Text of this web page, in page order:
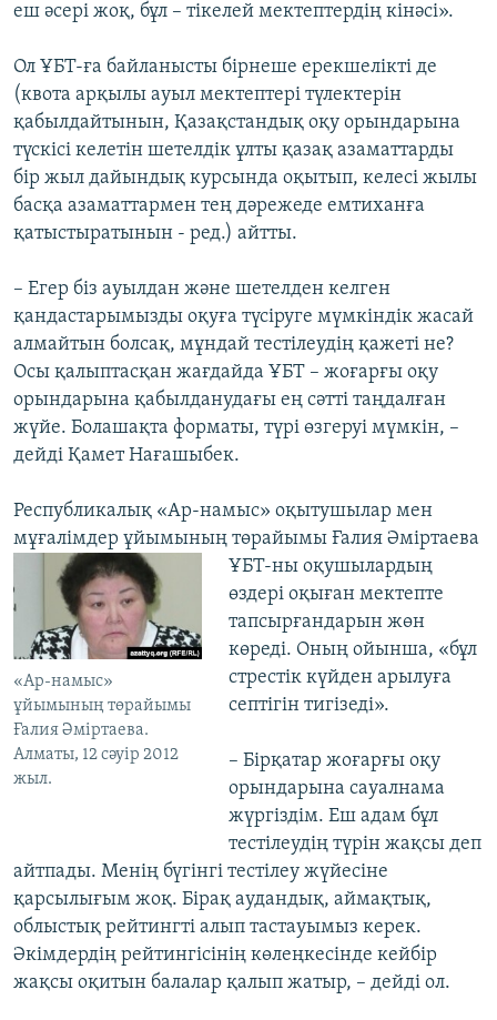
еш әсері жоқ, бұл – тікелей мектептердің кінәсі».
Ол ҰБТ-ға байланысты бірнеше ерекшелікті де
(квота арқылы ауыл мектептері түлектерін
қабылдайтынын, Қазақстандық оқу орындарына
түскісі келетін шетелдік ұлты қазақ азаматтарды
бір жыл дайындық курсында оқытып, келесі жылы
басқа азаматтармен тең дәрежеде емтиханға
қатыстыратынын - ред.) айтты.
– Егер біз ауылдан және шетелден келген
қандастарымызды оқуға түсіруге мүмкіндік жасай
алмайтын болсақ, мұндай тестілеудің қажеті не?
Осы қалыптасқан жағдайда ҰБТ – жоғарғы оқу
орындарына қабылданудағы ең сәтті таңдалған
жүйе. Болашақта форматы, түрі өзгеруі мүмкін, –
дейді Қамет Нағашыбек.
Республикалық «Ар-намыс» оқытушылар мен
мұғалімдер ұйымының төрайымы
«Ар-намыс»
ұйымының төрайымы
Ғалия Әміртаева.
Алматы, 12 сәуір 2012
жыл.
Ғалия Әміртаева
ҰБТ-ны оқушылардың
өздері оқыған мектепте
тапсырғандарын жөн
көреді. Оның ойынша, «бұл
стрестік күйден арылуға
септігін тигізеді».
– Бірқатар жоғарғы оқу
орындарына сауалнама
жүргіздім. Еш адам бұл
тестілеудің түрін жақсы деп
айтпады. Менің бүгінгі тестілеу жүйесіне
қарсылығым жоқ. Бірақ аудандық, аймақтық,
облыстық рейтингті алып тастауымыз керек.
Әкімдердің рейтингісінің көлеңкесінде кейбір
жақсы оқитын балалар қалып жатыр, – дейді ол.